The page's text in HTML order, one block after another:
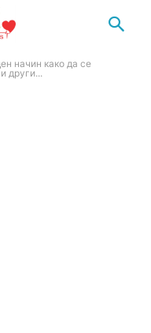
начин како да се
други...